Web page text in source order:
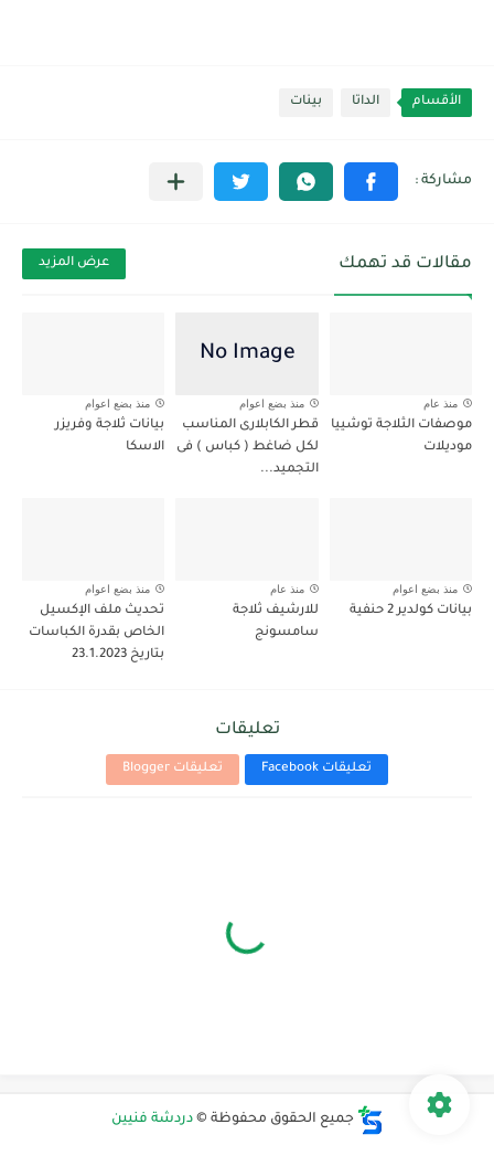
الأقسام الداتا بينات
مقالات قد تهمك عرض المزيد
منذ عام
موصفات الثلاجة توشييا
موديلات
منذ بضع اعوام
قطر الكابلارى المناسب
لكل ضاغط ( كباس ) فى
التجميد...
منذ بضع اعوام
بيانات ثلاجة وفريزر
الاسكا
منذ بضع اعوام
بيانات كولدير 2 حنفية
منذ عام
للارشيف ثلاجة
سامسونج
منذ بضع اعوام
تحديث ملف الإكسيل
الخاص بقدرة الكباسات
بتاريخ 23.1.2023
تعليقات
تعليقات Facebook تعليقات Blogger
جميع الحقوق محفوظة © دردشة فنيين